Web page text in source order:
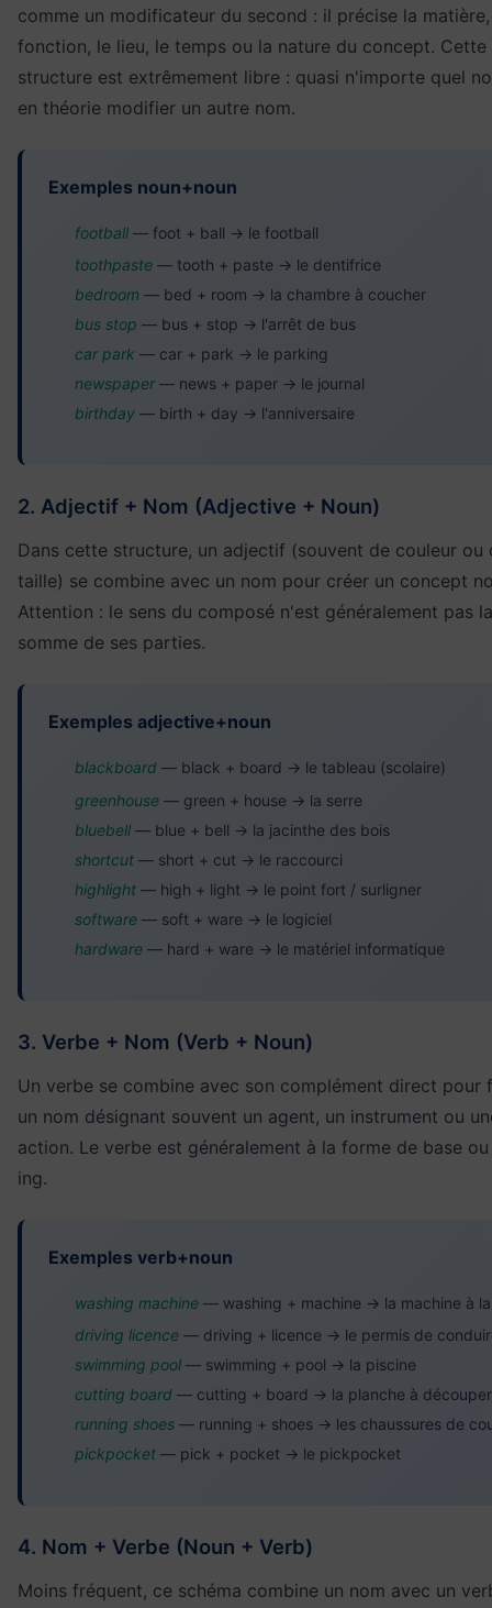
comme un modificateur du second : il précise la
fonction, le lieu, le temps ou la nature du concept. Cette
structure est extrêmement libre : quasi n'importe quel
en théorie modifier un autre nom.
Exemples noun+noun
football — foot + ball → le football
toothpaste — tooth + paste → le dentifrice
bedroom — bed + room → la chambre à coucher
bus stop — bus + stop → l'arrêt de bus
car park — car + park → le parking
newspaper— news + paper → le journal
birthday — birth + day → l'anniversaire
2. Adjectif + Nom (Adjective + Noun)
Dans cette structure, un adjectif (souvent de couleur ou
taille) se combine avec un nom pour créer un concept
Attention : le sens du composé n'est généralement pas
somme de ses parties.
Exemples adjective+noun
blackboard — black + board → le tableau (scolaire)
greenhouse — green + house → la serre
bluebell — blue + bell → la jacinthe des bois
shortcut — short + cut → le raccourci
highlight — high + light → le point fort / surligner
software — soft + ware → le logiciel
hardware — hard + ware → le matériel informatique
3. Verbe + Nom (Verb + Noun)
Un verbe se combine avec son complément direct pour
un nom désignant souvent un agent, un instrument ou
action. Le verbe est généralement à la forme de base
ing.
Exemples verb+noun
washing machine — washing + machine → la machine à
driving licence — driving + licence → le permis de
swimming pool — swimming + pool → la piscine
cutting board — cutting + board → la planche à découper
running shoes — running + shoes → les chaussures de
pickpocket — pick + pocket → le pickpocket
4. Nom + Verbe (Noun + Verb)
Moins fréquent, ce schéma combine un nom avec un